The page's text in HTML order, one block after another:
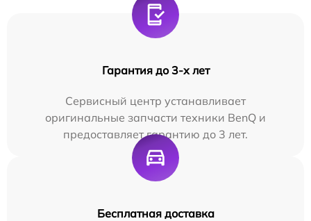
Гарантия до 3-х лет
Сервисный центр устанавливает
оригинальные запчасти техники BenQ и
предоставляет гарантию до 3 лет.
Бесплатная доставка